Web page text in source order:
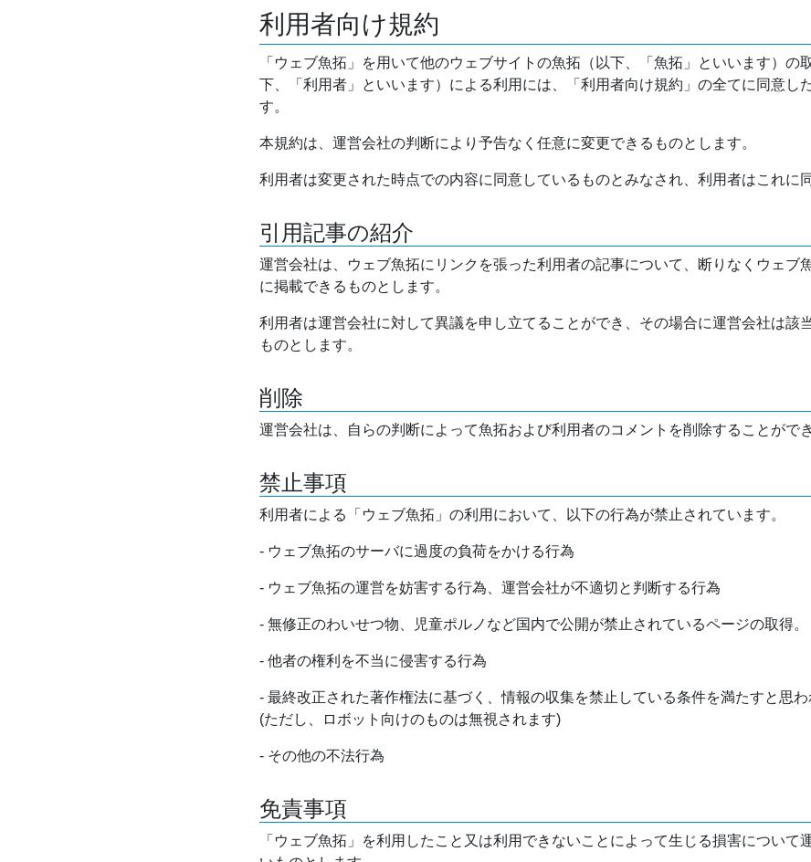
利用者向け規約
「ウェブ魚拓」を用いて他のウェブサイトの魚拓（以下、「魚拓」といいます）の
下、「利用者」といいます）による利用には、「利用者向け規約」の全てに同意し
す。
本規約は、運営会社の判断により予告なく任意に変更できるものとします。
利用者は変更された時点での内容に同意しているものとみなされ、利用者はこれに
引用記事の紹介
運営会社は、ウェブ魚拓にリンクを張った利用者の記事について、断りなくウェブ
に掲載できるものとします。
利用者は運営会社に対して異議を申し立てることができ、その場合に運営会社は該
ものとします。
削除
運営会社は、自らの判断によって魚拓および利用者のコメントを削除することがで
禁止事項
利用者による「ウェブ魚拓」の利用において、以下の行為が禁止されています。
- ウェブ魚拓のサーバに過度の負荷をかける行為
- ウェブ魚拓の運営を妨害する行為、運営会社が不適切と判断する行為
- 無修正のわいせつ物、児童ポルノなど国内で公開が禁止されているページの取得。
- 他者の権利を不当に侵害する行為
- 最終改正された著作権法に基づく、情報の収集を禁止している条件を満たすと思わ
(ただし、ロボット向けのものは無視されます)
- その他の不法行為
免責事項
「ウェブ魚拓」を利用したこと又は利用できないことによって生じる損害について